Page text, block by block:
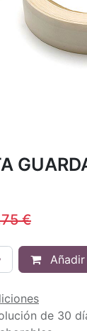
€
de 30